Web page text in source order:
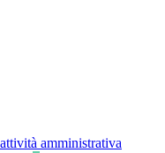
amministrativa